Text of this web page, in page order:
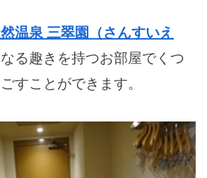
温泉 三翠園（さんすいえ
る趣きを持つお部屋でくつ
すことができます。